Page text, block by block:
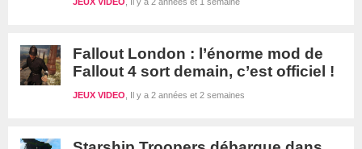
Fallout London : l’énorme mod de
Fallout 4 sort demain, c’est officiel !
Il y a 2 années et 2 semaines
JEUX VIDEO